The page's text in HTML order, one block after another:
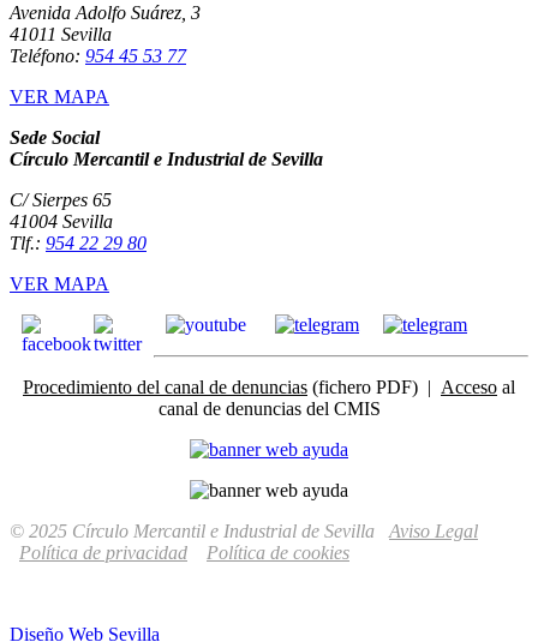
Avenida Adolfo Suárez, 3
41011 Sevilla
Teléfono: 954 45 53 77
VER MAPA
Sede Social
Círculo Mercantil e Industrial de Sevilla
C/ Sierpes 65
41004 Sevilla
Tlf.: 954 22 29 80
VER MAPA
Procedimiento del canal de denuncias (fichero PDF) | Acceso al
canal de denuncias del CMIS
© 2025 Círculo Mercantil e Industrial de Sevilla Aviso Legal
Política de privacidad
Política de cookies
Diseño Web Sevilla